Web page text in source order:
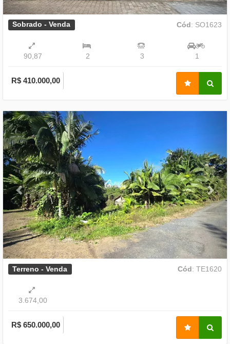
Sobrado - Venda Cód: SO1623
90,87 2 3 1
R$ 410.000,00
Previous
Terreno - Venda Cód: TE1620
3.674,00
R$ 650.000,00